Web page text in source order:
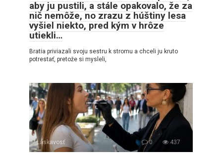
aby ju pustili, a stále opakovalo, že za
nič nemôže, no zrazu z húštiny lesa
vyšiel niekto, pred kým v hrôze
utiekli…
Bratia priviazali svoju sestru k stromu a chceli ju kruto
potrestať, pretože si mysleli,
Láskavosť 0 437